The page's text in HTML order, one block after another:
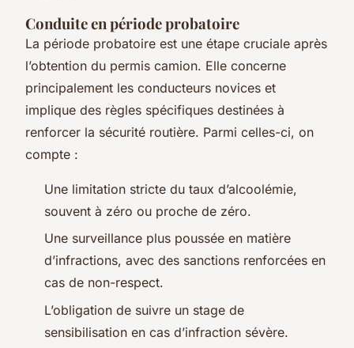
Conduite en période probatoire
La période probatoire est une étape cruciale après
l’obtention du permis camion. Elle concerne
principalement les conducteurs novices et
implique des règles spécifiques destinées à
renforcer la sécurité routière. Parmi celles-ci, on
compte :
Une limitation stricte du taux d’alcoolémie,
souvent à zéro ou proche de zéro.
Une surveillance plus poussée en matière
d’infractions, avec des sanctions renforcées en
cas de non-respect.
L’obligation de suivre un stage de
sensibilisation en cas d’infraction sévère.